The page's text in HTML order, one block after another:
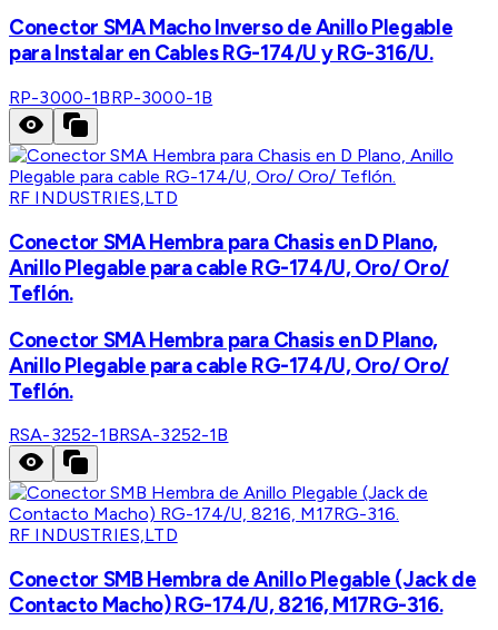
Conector SMA Macho Inverso de Anillo Plegable
para Instalar en Cables RG-174/U y RG-316/U.
RP-3000-1BRP-3000-1B
RF INDUSTRIES,LTD
Conector SMA Hembra para Chasis en D Plano,
Anillo Plegable para cable RG-174/U, Oro/ Oro/
Teflón.
Conector SMA Hembra para Chasis en D Plano,
Anillo Plegable para cable RG-174/U, Oro/ Oro/
Teflón.
RSA-3252-1BRSA-3252-1B
RF INDUSTRIES,LTD
Conector SMB Hembra de Anillo Plegable (Jack de
Contacto Macho) RG-174/U, 8216, M17RG-316.